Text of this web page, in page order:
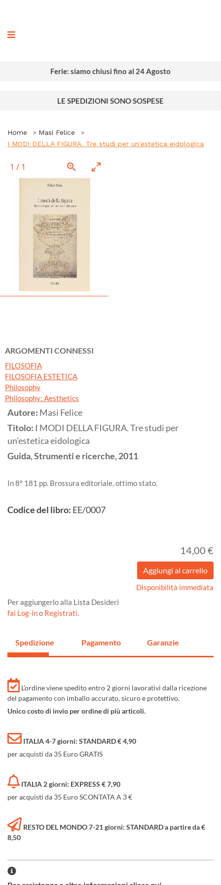
Ferie: siamo chiusi fino al 24 Agosto
LE SPEDIZIONI SONO SOSPESE
Home
Masi Felice
I MODI DELLA FIGURA. Tre studi per un'estetica eidologica
1 / 1
ARGOMENTI CONNESSI
FILOSOFIA
FILOSOFIA ESTETICA
Philosophy
Philosophy: Aesthetics
Autore: Masi Felice
Titolo: I MODI DELLA FIGURA. Tre studi per
un'estetica eidologica
Guida, Strumenti e ricerche,2011
In 8° 181 pp. Brossura editoriale, ottimo stato.
Codice del libro: EE/0007
14,00 €
Disponibilità immediata
Per aggiungerlo alla Lista Desideri
fai Log-ino Registrati.
Spedizione Pagamento Garanzie
L'ordine viene spedito entro 2 giorni lavorativi dalla ricezione
del pagamento con imballo accurato, sicuro e protettivo.
Unico costo di invio per ordine di più articoli.
ITALIA 4-7 giorni: STANDARD € 4,90
per acquisti da 35 Euro GRATIS
ITALIA 2 giorni: EXPRESS € 7,90
per acquisti da 35 Euro SCONTATA A 3 €
RESTO DEL MONDO 7-21 giorni: STANDARD a partire da €
8,50